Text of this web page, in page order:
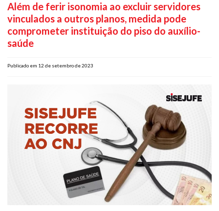
Além de ferir isonomia ao excluir servidores
vinculados a outros planos, medida pode
comprometer instituição do piso do auxílio-
saúde
Publicado em 12 de setembro de 2023